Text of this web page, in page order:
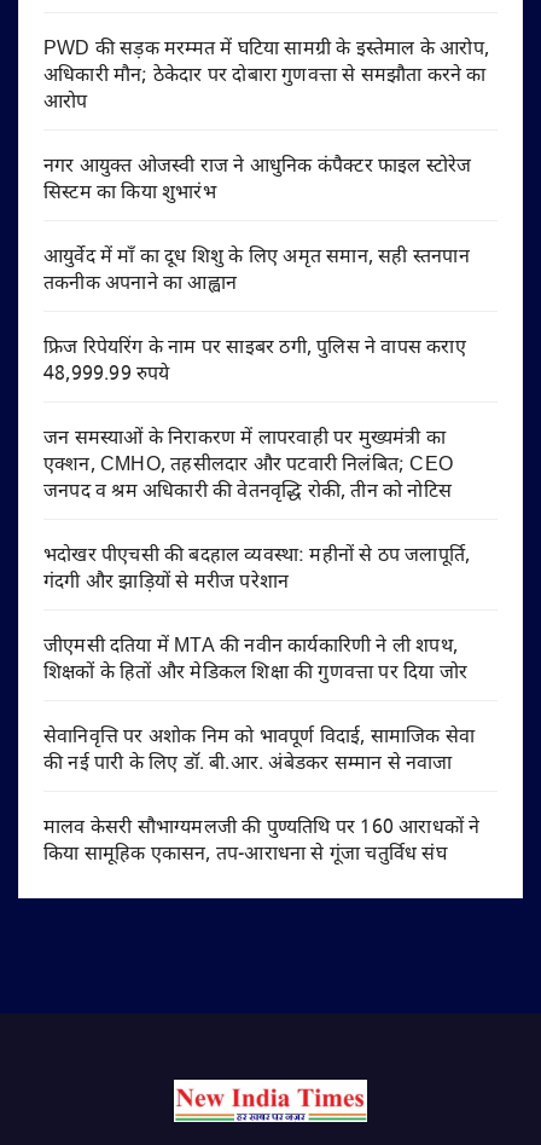
PWD की सड़क मरम्मत में घटिया सामग्री के इस्तेमाल के आरोप,
अधिकारी मौन; ठेकेदार पर दोबारा गुणवत्ता से समझौता करने का
आरोप
नगर आयुक्त ओजस्वी राज ने आधुनिक कंपैक्टर फाइल स्टोरेज
सिस्टम का किया शुभारंभ
आयुर्वेद में माँ का दूध शिशु के लिए अमृत समान, सही स्तनपान
तकनीक अपनाने का आह्वान
फ्रिज रिपेयरिंग के नाम पर साइबर ठगी, पुलिस ने वापस कराए
48,999.99 रुपये
जन समस्याओं के निराकरण में लापरवाही पर मुख्यमंत्री का
एक्शन, CMHO, तहसीलदार और पटवारी निलंबित; CEO
जनपद व श्रम अधिकारी की वेतनवृद्धि रोकी, तीन को नोटिस
भदोखर पीएचसी की बदहाल व्यवस्था: महीनों से ठप जलापूर्ति,
गंदगी और झाड़ियों से मरीज परेशान
जीएमसी दतिया में MTA की नवीन कार्यकारिणी ने ली शपथ,
शिक्षकों के हितों और मेडिकल शिक्षा की गुणवत्ता पर दिया जोर
सेवानिवृत्ति पर अशोक निम को भावपूर्ण विदाई, सामाजिक सेवा
की नई पारी के लिए डॉ. बी.आर. अंबेडकर सम्मान से नवाजा
मालव केसरी सौभाग्यमलजी की पुण्यतिथि पर 160 आराधकों ने
किया सामूहिक एकासन, तप-आराधना से गूंजा चतुर्विध संघ